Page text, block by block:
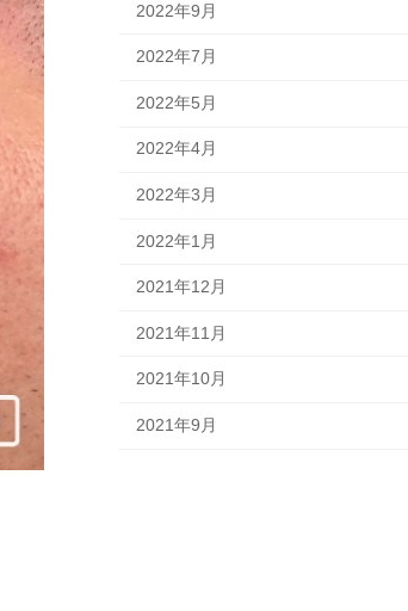
2022年9月
2022年7月
2022年5月
2022年4月
2022年3月
2022年1月
2021年12月
2021年11月
2021年10月
2021年9月